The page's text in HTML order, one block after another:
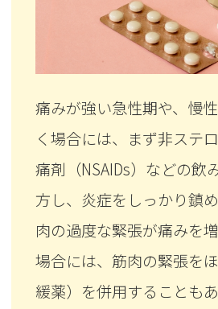
痛みが強い急性期や、慢
く場合には、まず非ステ
痛剤（NSAIDs）などの飲
方し、炎症をしっかり鎮
肉の過度な緊張が痛みを
場合には、筋肉の緊張を
緩薬）を併用することも